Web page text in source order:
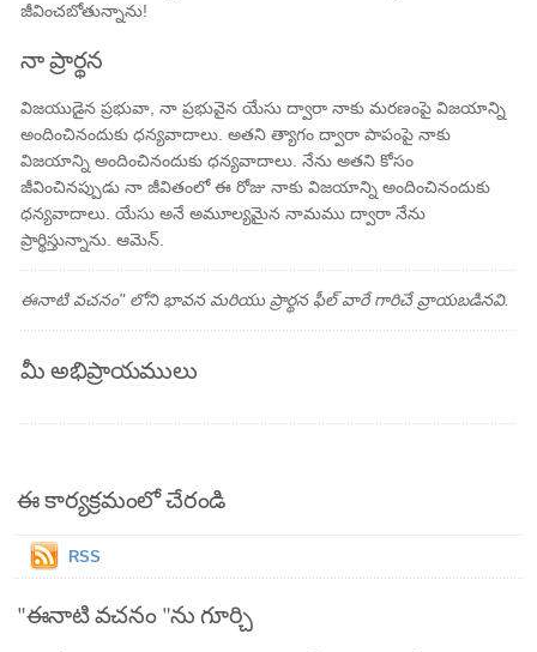
జీవించబోతున్నాను!
నా ప్రార్థన
విజయుడైన ప్రభువా, నా ప్రభువైన యేసు ద్వారా నాకు మరణంపై విజయాన్ని
అందించినందుకు ధన్యవాదాలు. అతని త్యాగం ద్వారా పాపంపై నాకు
విజయాన్ని అందించినందుకు ధన్యవాదాలు. నేను అతని కోసం
జీవించినప్పుడు నా జీవితంలో ఈ రోజు నాకు విజయాన్ని అందించినందుకు
ధన్యవాదాలు. యేసు అనే అమూల్యమైన నామము ద్వారా నేను
ప్రార్థిస్తున్నాను. ఆమెన్.
ఈనాటి వచనం" లోని భావన మరియు ప్రార్థన ఫీల్ వారే గారిచే వ్రాయబడినవి.
మీ అభిప్రాయములు
ఈ కార్యక్రమంలో చేరండి
RSS
"ఈనాటి వచనం "ను గూర్చి